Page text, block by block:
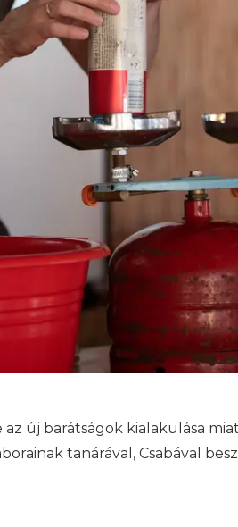
új barátságok kialakulása
tanárával, Csabával